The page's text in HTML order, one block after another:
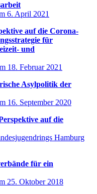
6. April 2021
auf die Corona-
für
und
18. Februar 2021
Asylpolitik der
16. September 2020
auf die
Hamburg
für ein
25. Oktober 2018